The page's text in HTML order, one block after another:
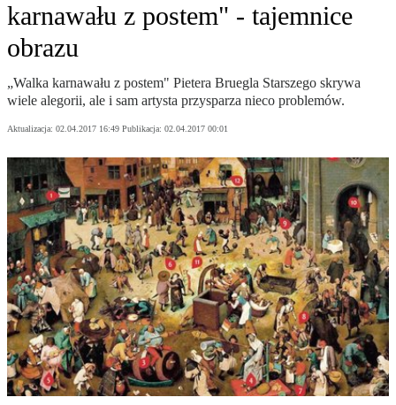
karnawału z postem" - tajemnice
obrazu
„Walka karnawału z postem" Pietera Bruegla Starszego skrywa
wiele alegorii, ale i sam artysta przysparza nieco problemów.
Aktualizacja: 02.04.2017 16:49 Publikacja: 02.04.2017 00:01